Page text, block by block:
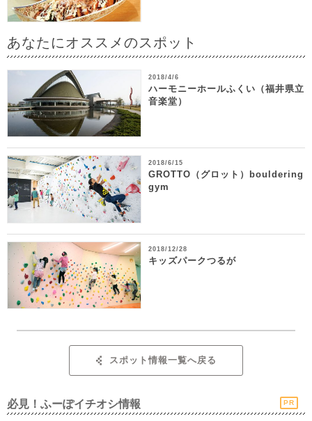
あなたにオススメのスポット
2018/4/6
ハーモニーホールふくい（福井県立
音楽堂）
2018/6/15
GROTTO（グロット）bouldering
gym
2018/12/28
キッズパークつるが
スポット情報一覧へ戻る
必見！ふーぽイチオシ情報 PR